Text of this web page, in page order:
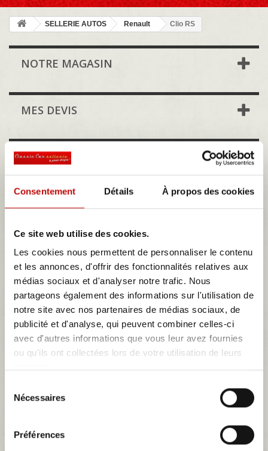
Consentement Détails À propos des cookies
Ce site web utilise des cookies.
Les cookies nous permettent de personnaliser le contenu
et les annonces, d'offrir des fonctionnalités relatives aux
médias sociaux et d'analyser notre trafic. Nous
partageons également des informations sur l'utilisation de
notre site avec nos partenaires de médias sociaux, de
publicité et d'analyse, qui peuvent combiner celles-ci
avec d'autres informations que vous leur avez fournies
ou qu'ils ont collectées lors de votre utilisation de leurs
Nécessaires
Préférences
SELLERIE AUTOS Renault Clio RS
NOTRE MAGASIN
MES DEVIS
Clio RS
chevaux.
CLIO RS
Il y a 1 produit.